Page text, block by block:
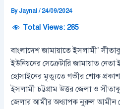
By Jaynal/ 24/09/2024
Total Views: 285
বাংলাদেশ জামায়াতে ইসলামী’
ইউনিয়নের সেক্রেটারি জামায়াত নেতা
হোসাইনের মৃত্যুতে গভীর শোক প্রকাশ
ইসলামী চট্টগ্রাম উত্তর জেলা ও
জেলার আমীর অধ্যাপক নুরুল আমীন